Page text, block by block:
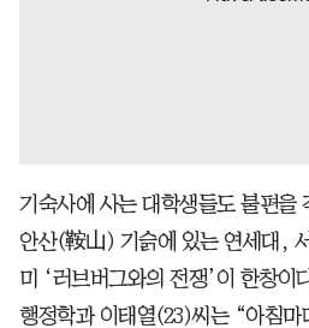
기숙사에 사는 대학생들도 불편을
안산(鞍山) 기슭에 있는 연세대,
미 ‘러브버그와의 전쟁’이 한창이
행정학과 이태열(23)씨는 “아침마